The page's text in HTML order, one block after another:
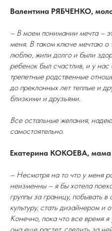
Валентина РЯБЧЕНКО,
– В моем понимании мечта –
меня. В таком ключе мечтаю о
люблю, жили долго и были
ребенок был счастлив, и у
трепетные родственные
до преклонных лет теплые и
близкими и друзьями.
Все остальные желания,
самостоятельно.
Екатерина КОКОЕВА, мама
– Несмотря на то что у меня
неизменны – я бы хотела
группы за границу, побывать
культуру, стать дизайнером и
Конечно, пока что все время